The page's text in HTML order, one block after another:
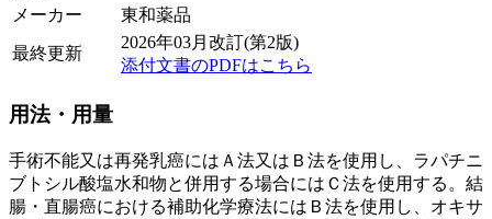
メーカー
東和薬品
最終更新
2026年03月改訂(第2版)
添付文書のPDFはこちら
用法・用量
手術不能又は再発乳癌にはＡ法又はＢ法を使用し、ラパチニ
ブトシル酸塩水和物と併用する場合にはＣ法を使用する。結
腸・直腸癌における補助化学療法にはＢ法を使用し、オキサ